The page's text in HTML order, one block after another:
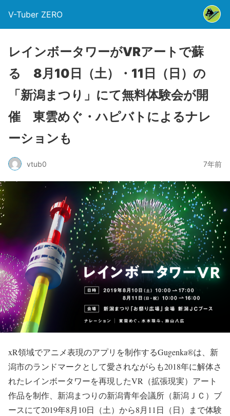
V-Tuber ZERO
レインボータワーがVRアートで蘇
る 8月10日（土）・11日（日）の
「新潟まつり」にて無料体験会が開
催 東雲めぐ・ハピバトによるナレ
ーションも
vtub0 7年前
xR領域でアニメ表現のアプリを制作するGugenka®は、新
潟市のランドマークとして愛されながらも2018年に解体さ
れたレインボータワーを再現したVR（拡張現実）アート
作品を制作、新潟まつりの新潟青年会議所（新潟ＪＣ）ブ
ースにて2019年8月10日（土）から8月11日（日）まで体験